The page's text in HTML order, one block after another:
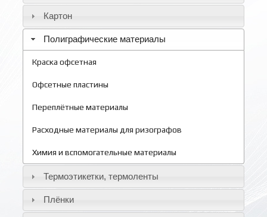
Картон
Полиграфические материалы
Краска офсетная
Офсетные пластины
Переплётные материалы
Расходные материалы для ризографов
Химия и вспомогательные материалы
Термоэтикетки, термоленты
Плёнки